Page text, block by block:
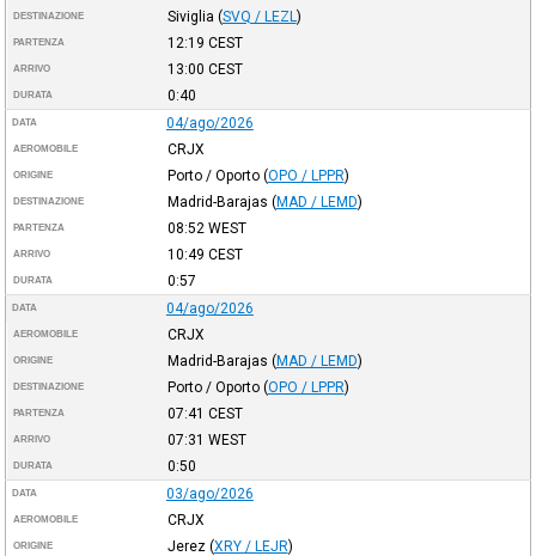
DESTINAZIONE Siviglia (SVQ / LEZL )
PARTENZA 12:19 CEST
ARRIVO 13:00 CEST
DURATA 0:40
DATA 04/ago/2026
AEROMOBILE CRJX
ORIGINE Porto / Oporto (OPO / LPPR)
DESTINAZIONE Madrid-Barajas (MAD / LEMD)
PARTENZA 08:52 WEST
ARRIVO 10:49 CEST
DURATA 0:57
DATA 04/ago/2026
AEROMOBILE CRJX
ORIGINE Madrid-Barajas (MAD / LEMD)
DESTINAZIONE Porto / Oporto (OPO / LPPR)
PARTENZA 07:41 CEST
ARRIVO 07:31 WEST
DURATA 0:50
DATA 03/ago/2026
AEROMOBILE CRJX
ORIGINE Jerez (XRY / LEJR)